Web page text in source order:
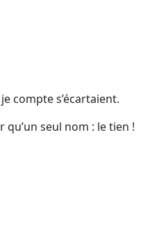
compte s’écartaient.
seul nom : le tien !